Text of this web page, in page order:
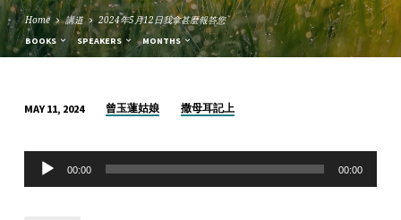
Home 講道 2024年5月12日我拿甚麼報答您
BOOKS SPEAKERS MONTHS
年
月
MAY 11, 2024 曾玉蓮姑娘 撒母耳記上
Audio
Player
00:00 00:00